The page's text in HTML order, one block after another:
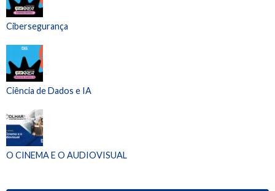
Cibersegurança
Ciência de Dados e IA
O CINEMA E O AUDIOVISUAL